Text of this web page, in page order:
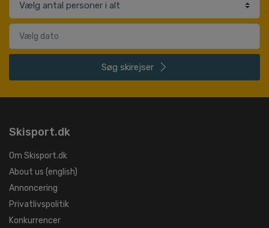
Søg skirejser
Skisport.dk
Om Skisport.dk
About us (english)
Annoncering
Privatlivspolitik
Konkurrencer